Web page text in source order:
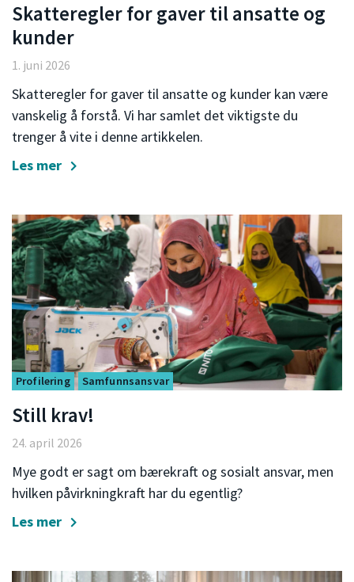
Skatteregler for gaver til ansatte og
kunder
1. juni 2026
Skatteregler for gaver til ansatte og kunder kan være
vanskelig å forstå. Vi har samlet det viktigste du
trenger å vite i denne artikkelen.
Les mer
Profilering Samfunnsansvar
Still krav!
24. april 2026
Mye godt er sagt om bærekraft og sosialt ansvar, men
hvilken påvirkningkraft har du egentlig?
Les mer